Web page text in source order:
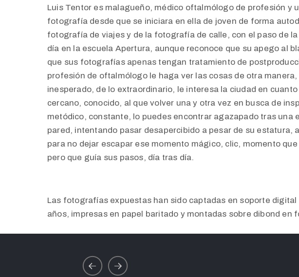
Luis Tentor es malagueño, médico oftalmólogo de profesión y
fotografía desde que se iniciara en ella de joven de forma
fotografía de viajes y de la fotografía de calle, con el paso de
día en la escuela Apertura, aunque reconoce que su apego al
que sus fotografías apenas tengan tratamiento de
profesión de oftalmólogo le haga ver las cosas de otra
inesperado, de lo extraordinario, le interesa la ciudad en
cercano, conocido, al que volver una y otra vez en busca de
metódico, constante, lo puedes encontrar agazapado tras una
pared, intentando pasar desapercibido a pesar de su estatura,
para no dejar escapar ese momento mágico, clic, momento
pero que guía sus pasos, día tras día.
Las fotografías expuestas han sido captadas en soporte digital
años, impresas en papel baritado y montadas sobre dibond en